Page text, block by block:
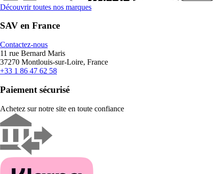
Découvrir toutes nos marques
SAV en France
Contactez-nous
11 rue Bernard Maris
37270 Montlouis-sur-Loire, France
+33 1 86 47 62 58
Paiement sécurisé
Achetez sur notre site en toute confiance